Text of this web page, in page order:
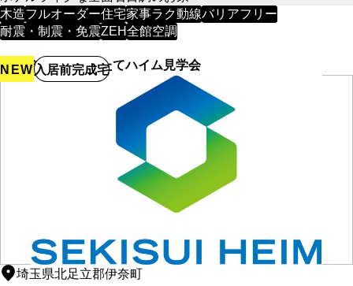
木造フルオーダー住宅家事ラク動線バリアフリー
耐震・制震・免震ZEH全館空調
NEW入居前完成宅
【8/23限定】出来たてハイム見学会
埼玉県北足立郡伊奈町